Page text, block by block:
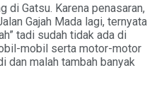
di Gatsu. Karena penasaran,
Gajah Mada lagi, ternyata
tadi sudah tidak ada di
mobil serta motor-motor
dan malah tambah banyak